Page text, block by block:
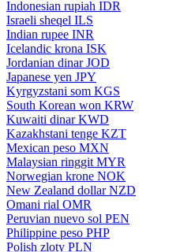
Indonesian rupiah IDR
Israeli sheqel ILS
Indian rupee INR
Icelandic krona ISK
Jordanian dinar JOD
Japanese yen JPY
Kyrgyzstani som KGS
South Korean won KRW
Kuwaiti dinar KWD
Kazakhstani tenge KZT
Mexican peso MXN
Malaysian ringgit MYR
Norwegian krone NOK
New Zealand dollar NZD
Omani rial OMR
Peruvian nuevo sol PEN
Philippine peso PHP
Polish zloty PLN